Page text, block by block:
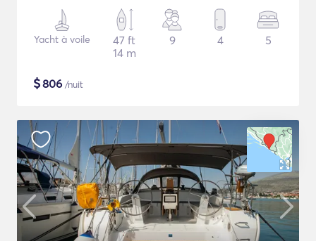
Yacht à voile
47 ft
14 m
9 4 5
$806 /nuit